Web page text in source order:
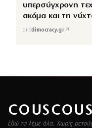
υπερσύγχρονη
ακόμα και τη
απόdimocracy.gr↗
COUSCOUS
Εδώ τα λέμε όλα. Χωρίς